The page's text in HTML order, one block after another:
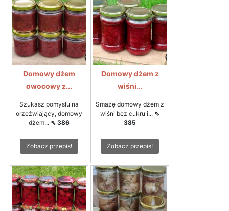
Domowy dżem
owocowy z...
Szukasz pomysłu na
orzeźwiający, domowy
dżem... ⇖ 386
Zobacz przepis!
Domowy dżem z
wiśni...
Smażę domowy dżem z
wiśni bez cukru i... ⇖
385
Zobacz przepis!